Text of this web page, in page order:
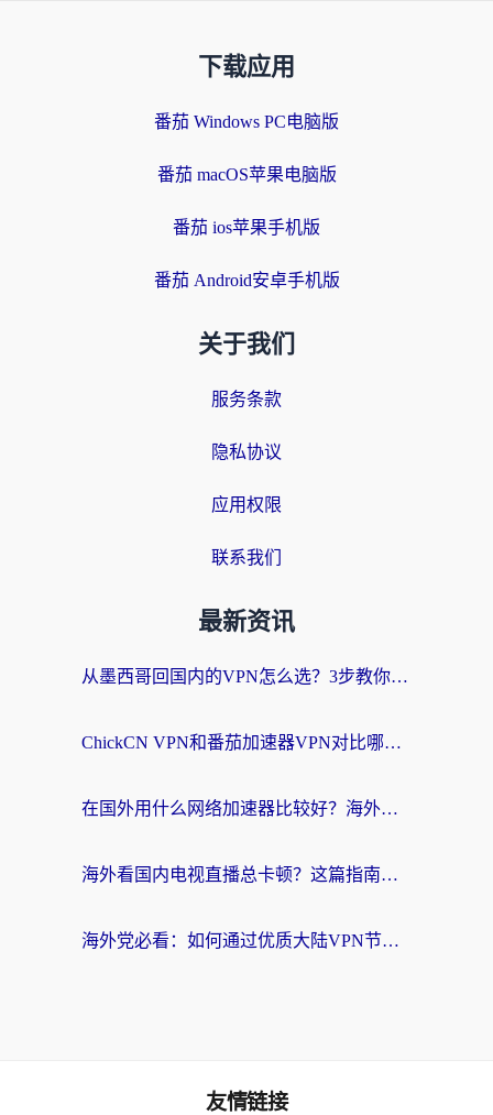
下载应用
番茄 Windows PC电脑版
番茄 macOS苹果电脑版
番茄 ios苹果手机版
番茄 Android安卓手机版
关于我们
服务条款
隐私协议
应用权限
联系我们
最新资讯
从墨西哥回国内的VPN怎么选？3步教你无缝刷剧、玩国服游戏
ChickCN VPN和番茄加速器VPN对比哪个回国效果更好？海外党亲测后的真实答案
在国外用什么网络加速器比较好？海外党亲测：从痛点到解决方案的全攻略
海外看国内电视直播总卡顿？这篇指南教你选对回国加速器，无缝追剧不发愁
海外党必看：如何通过优质大陆VPN节点无缝访问国内资源？
友情链接